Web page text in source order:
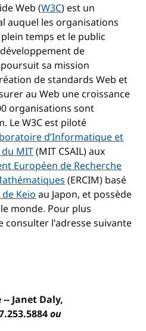
Web (W3C) est un
auquel les organisations
temps et le public
de
sa mission
de standards Web et
au Web une croissance
organisations sont
Le W3C est piloté
d’Informatique et
MIT(MIT CSAIL) aux
Européen de Recherche
(ERCIM) basé
Keioau Japon, et possède
monde. Pour plus
l'adresse suivante
-- Janet Daly,
ou